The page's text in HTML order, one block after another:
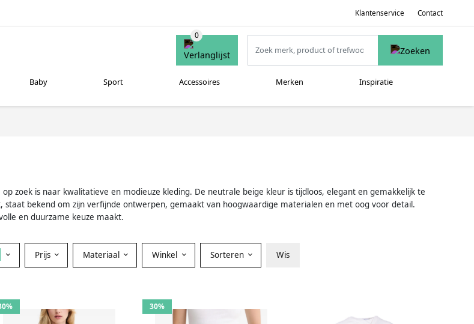
Klantenservice Contact
Baby Sport Accessoires Merken Inspiratie
zoek is naar kwalitatieve en modieuze kleding. De neutrale beige kleur is tijdloos, elegant en gemakkelijk te
bekend om zijn verfijnde ontwerpen, gemaakt van hoogwaardige materialen en met oog voor detail.
en duurzame keuze maakt.
Prijs Materiaal Winkel Sorteren Wis
30%